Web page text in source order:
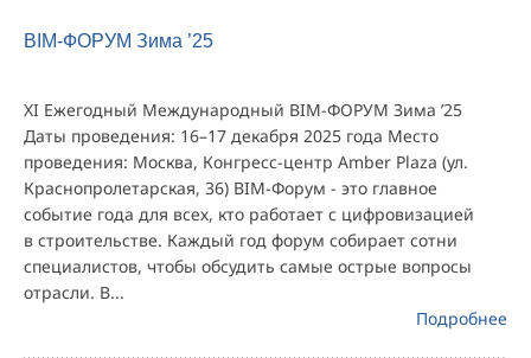
BIM-ФОРУМ Зима ’25
XI Ежегодный Международный BIM-ФОРУМ Зима ’25
Даты проведения: 16–17 декабря 2025 года Место
проведения: Москва, Конгресс-центр Amber Plaza (ул.
Краснопролетарская, 36) BIM-Форум - это главное
событие года для всех, кто работает с цифровизацией
в строительстве. Каждый год форум собирает сотни
специалистов, чтобы обсудить самые острые вопросы
отрасли. В...
Подробнее